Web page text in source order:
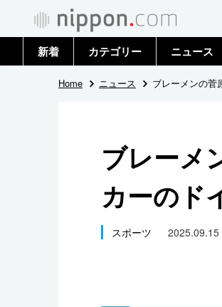
新着 カテゴリー
政治・外交
国際
社会
文化
ニュース
トップ
Home ニュース ブレーメンの
ブレーメ
カーのド
スポーツ 2025.09.15